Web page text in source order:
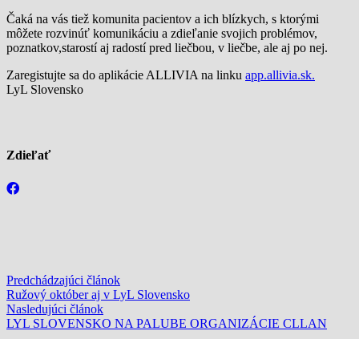
Čaká na vás tiež komunita pacientov a ich blízkych, s ktorými
môžete rozvinúť komunikáciu a zdieľanie svojich problémov,
poznatkov,starostí aj radostí pred liečbou, v liečbe, ale aj po nej.
Zaregistujte sa do aplikácie ALLIVIA na linku app.allivia.sk.
LyL Slovensko
Zdieľať
Predchádzajúci článok
Ružový október aj v LyL Slovensko
Nasledujúci článok
LYL SLOVENSKO NA PALUBE ORGANIZÁCIE CLLAN